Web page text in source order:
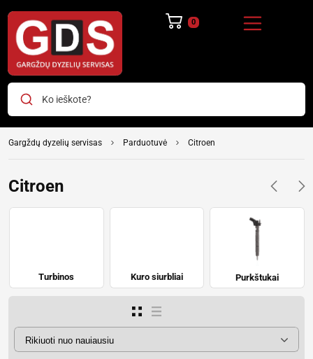
0
Ko ieškote?
Gargždų dyzelių servisas Parduotuvė Citroen
Citroen
Turbinos Kuro siurbliai Purkštukai